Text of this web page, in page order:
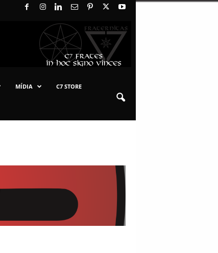
MÍDIA C7 STORE